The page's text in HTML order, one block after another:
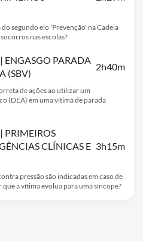
segundo elo 'Prevenção' na Cadeia
nas escolas?
ENGASGO PARADA
(SBV)
2h40m
de ações ao utilizar um
(DEA) em uma vítima de parada
PRIMEIROS
CLÍNICAS E 3h15m
pressão são indicadas em caso de
a vítima evolua para uma síncope?